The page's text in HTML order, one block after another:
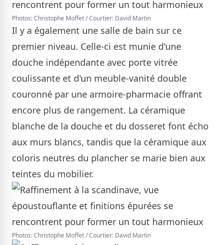
Photos: Christophe Moffet / Courtier: David Martin
Il y a également une salle de bain sur ce
premier niveau. Celle-ci est munie d'une
douche indépendante avec porte vitrée
coulissante et d'un meuble-vanité double
couronné par une armoire-pharmacie offrant
encore plus de rangement. La céramique
blanche de la douche et du dosseret font écho
aux murs blancs, tandis que la céramique aux
coloris neutres du plancher se marie bien aux
teintes du mobilier.
Photos: Christophe Moffet / Courtier: David Martin